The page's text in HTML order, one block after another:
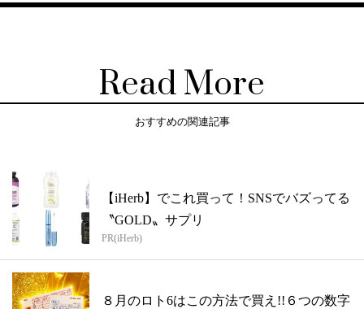
Read More
おすすめの関連記事
【iHerb】でこれ買って！SNSでバズってる
〝GOLD〟サプリ
PR(iHerb)
８月のロト6はこの方法で買え!!６つの数字